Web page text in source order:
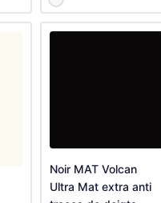
Noir MAT Volcan
Ultra Mat extra anti